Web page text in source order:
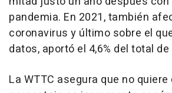
pandemia. En 2021, también
coronavirus y último sobre el
datos, aportó el 4,6% del total
La WTTC asegura que no quiere